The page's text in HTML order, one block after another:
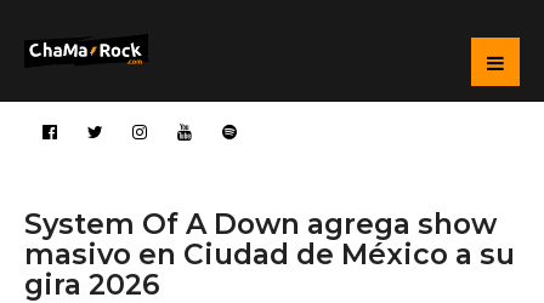
System Of A Down agrega show
masivo en Ciudad de México a su
gira 2026